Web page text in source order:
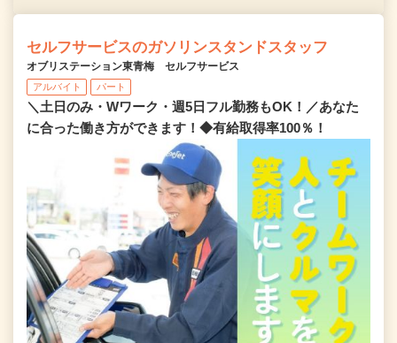
セルフサービスのガソリンスタンドスタッフ
オブリステーション東青梅 セルフサービス
アルバイト パート
＼土日のみ・Wワーク・週5日フル勤務もOK！／あなた
に合った働き方ができます！◆有給取得率100％！